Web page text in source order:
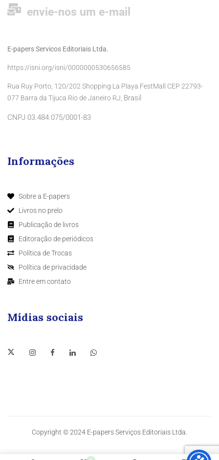
envie-nos um e-mail
E-papers Servicos Editoriais Ltda.
https://isni.org/isni/0000000530656585
Rua Ruy Porto, 120/202 Shopping La Playa FestMall CEP 22793-
077 Barra da Tijuca Rio de Janeiro RJ, Brasil
CNPJ 03.484.075/0001-83
Informações
Sobre a E-papers
Livros no prelo
Publicação de livros
Editoração de periódicos
Política de Trocas
Política de privacidade
Entre em contato
Mídias sociais
Copyright © 2024 E-papers Serviços Editoriais Ltda.